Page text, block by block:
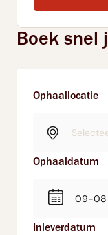
Boek snel
Ophaallocatie
Ophaaldatum
Inleverdatum